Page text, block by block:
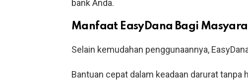
bank Anda.
Manfaat EasyDana Bagi
Selain kemudahan penggunaannya,
Bantuan cepat dalam keadaan darurat tanpa